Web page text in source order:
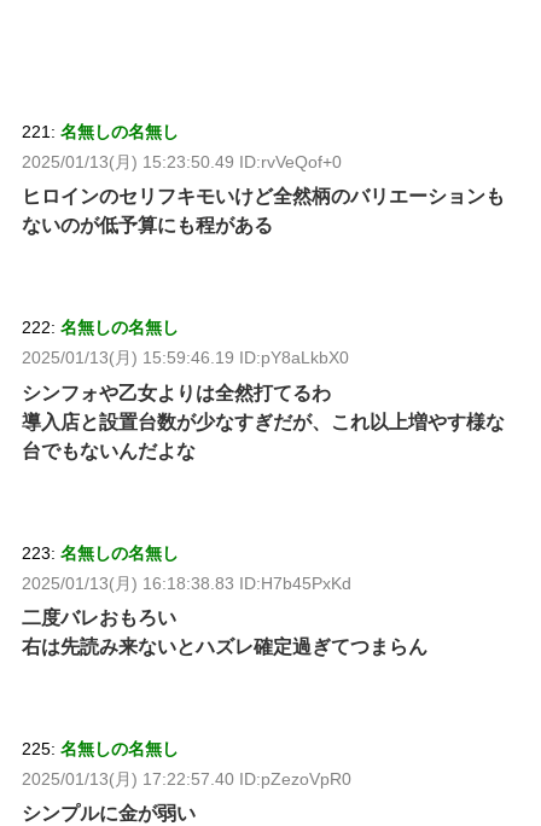
221: 名無しの名無し
2025/01/13(月) 15:23:50.49 ID:rvVeQof+0
ヒロインのセリフキモいけど全然柄のバリエーションも
ないのが低予算にも程がある
222: 名無しの名無し
2025/01/13(月) 15:59:46.19 ID:pY8aLkbX0
シンフォや乙女よりは全然打てるわ
導入店と設置台数が少なすぎだが、これ以上増やす様な
台でもないんだよな
223: 名無しの名無し
2025/01/13(月) 16:18:38.83 ID:H7b45PxKd
二度バレおもろい
右は先読み来ないとハズレ確定過ぎてつまらん
225: 名無しの名無し
2025/01/13(月) 17:22:57.40 ID:pZezoVpR0
シンプルに金が弱い